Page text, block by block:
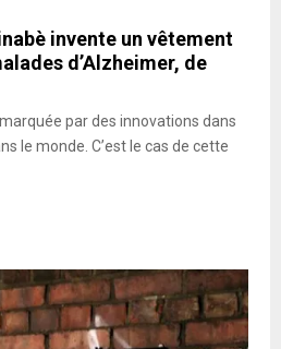
invente un vêtement
d’Alzheimer, de
marquée par des innovations dans
le monde. C’est le cas de cette